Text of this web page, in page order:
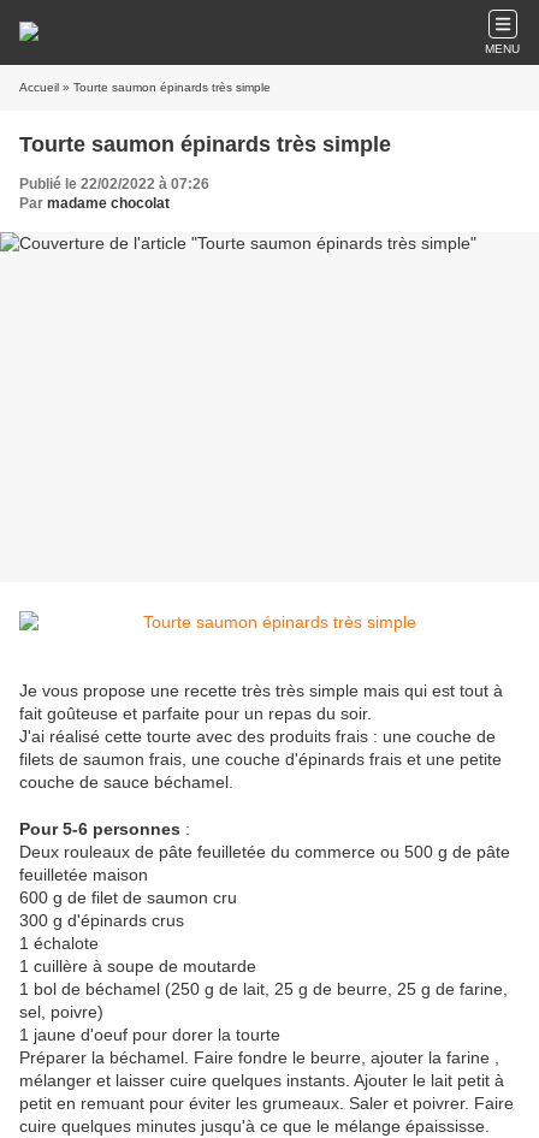
MENU
Accueil » Tourte saumon épinards très simple
Tourte saumon épinards très simple
Publié le 22/02/2022 à 07:26
Par madame chocolat
Je vous propose une recette très très simple mais qui est tout à
fait goûteuse et parfaite pour un repas du soir.
J'ai réalisé cette tourte avec des produits frais : une couche de
filets de saumon frais, une couche d'épinards frais et une petite
couche de sauce béchamel.
Pour 5-6 personnes :
Deux rouleaux de pâte feuilletée du commerce ou 500 g de pâte
feuilletée maison
600 g de filet de saumon cru
300 g d'épinards crus
1 échalote
1 cuillère à soupe de moutarde
1 bol de béchamel (250 g de lait, 25 g de beurre, 25 g de farine,
sel, poivre)
1 jaune d'oeuf pour dorer la tourte
Préparer la béchamel. Faire fondre le beurre, ajouter la farine ,
mélanger et laisser cuire quelques instants. Ajouter le lait petit à
petit en remuant pour éviter les grumeaux. Saler et poivrer. Faire
cuire quelques minutes jusqu'à ce que le mélange épaississe.